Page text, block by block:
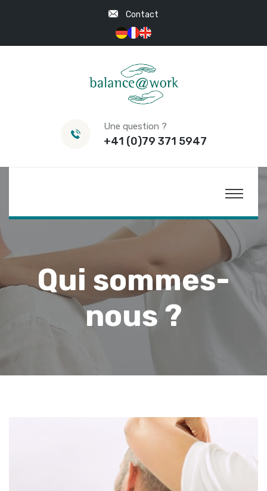
Contact
Une question ?
+41 (0)79 371 5947
Qui sommes-
nous ?